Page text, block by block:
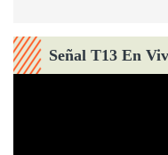
Señal T13 En